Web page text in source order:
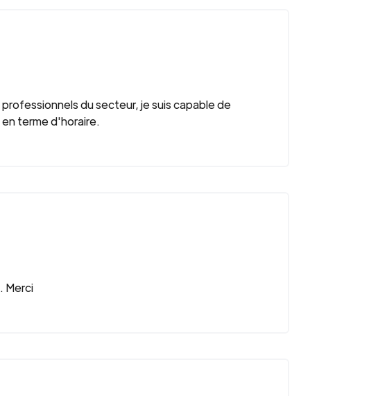
du secteur, je suis capable de
terme d'horaire.
Merci